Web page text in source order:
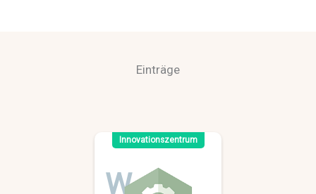
Einträge
Innovationszentrum
W